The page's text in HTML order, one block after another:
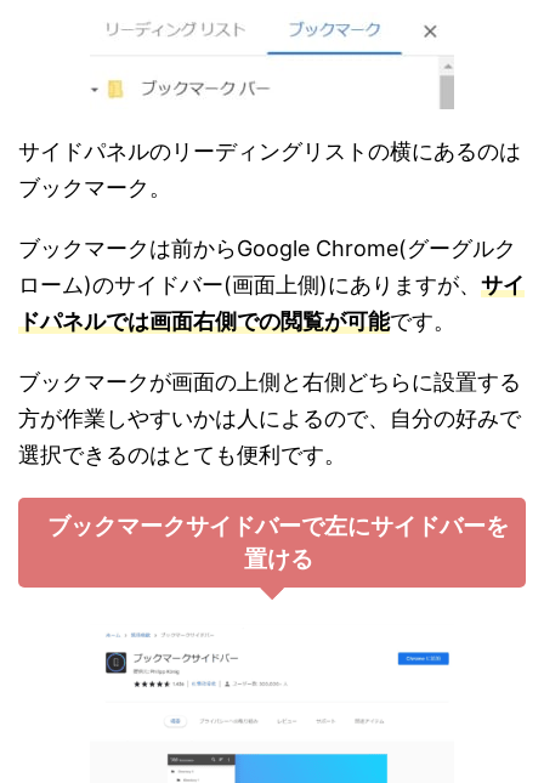
サイドパネルのリーディングリストの横にあるのは
ブックマーク。
ブックマークは前からGoogle Chrome(グーグルク
ローム)のサイドバー(画面上側)にありますが、 サイ
ドパネルでは画面右側での閲覧が可能です。
ブックマークが画面の上側と右側どちらに設置する
方が作業しやすいかは人によるので、自分の好みで
選択できるのはとても便利です。
ブックマークサイドバーで左にサイドバーを
置ける